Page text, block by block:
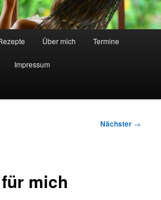
Über mich Termine
Impressum
Nächster →
mich